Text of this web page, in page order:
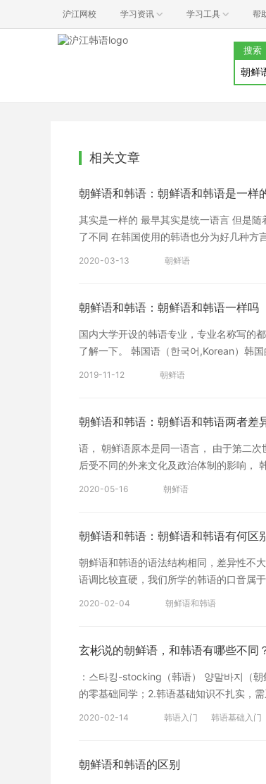
沪江网校 学习资讯 学习工具 帮
搜索
相关文章
朝鲜语和韩语：朝鲜语和韩语是一样
其实是一样的 最早其实是统一语言 但是
了不同 在韩国使用的韩语也分为好几种方
2020-03-13 朝鲜语
朝鲜语和韩语：朝鲜语和韩语一样吗
国内大学开设的韩语专业，专业名称写的
了解一下。 韩国语（한국어,Korean）韩
语”，如中国最著名的北京外国语大学，其
2019-11-12 朝鲜语
朝鲜语和韩语：朝鲜语和韩语两者差
语， 朝鲜语原本是同一语言， 由于第二
后受不同的外来文化及政治体制的影响，
并不大。中国东北的朝鲜族因为大部份是
鲜的方音没有很大的差异， 只是朝鲜发音
松音的弱送气比较清晰。 更多朝鲜语和
2020-05-16 朝鲜语
朝鲜语和韩语：朝鲜语和韩语有何区
朝鲜语和韩语的语法结构相同，差异性不
语调比较直硬，我们所学的韩语的口音属
能知道是什么意思的单词。 韩语的外语直
2020-02-04 朝鲜语和韩语
玄彬说的朝鲜语，和韩语有哪些不同
：스타킹-stocking（韩语） 양말바지（
的零基础同学；2.韩语基础知识不扎实，
发音有救啦 《延世韩国语》适合自学吗？
2020-02-14 韩语入门 韩语基础入门
朝鲜语和韩语的区别